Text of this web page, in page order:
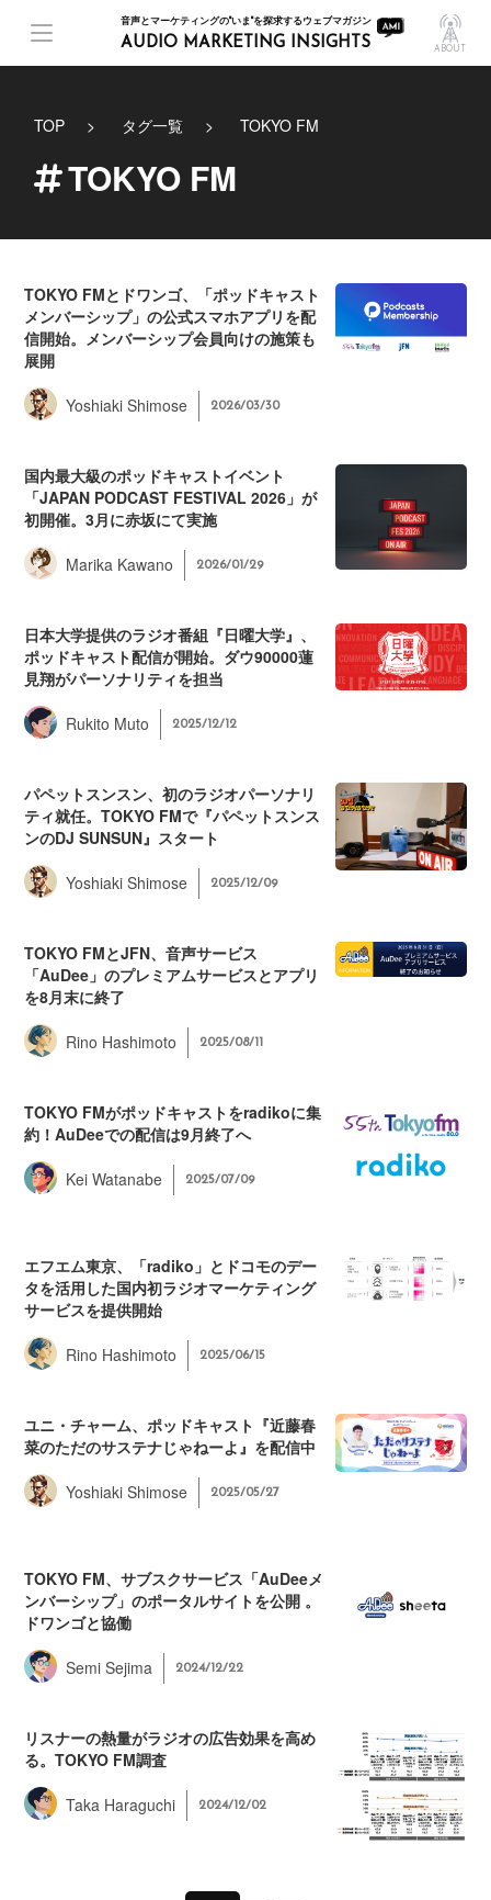
音声とマーケティングの"いま"を探求するウェブマガジン
AUDIO MARKETING INSIGHTS ABOUT
TOP タグ一覧 TOKYO FM
TOKYO FM
TOKYO FMとドワンゴ、「ポッドキャスト
メンバーシップ」の公式スマホアプリを配
信開始。メンバーシップ会員向けの施策も
展開
Yoshiaki Shimose 2026/03/30
国内最大級のポッドキャストイベント
「JAPAN PODCAST FESTIVAL 2026」が
初開催。3月に赤坂にて実施
Marika Kawano 2026/01/29
日本大学提供のラジオ番組『日曜大学』、
ポッドキャスト配信が開始。ダウ90000蓮
見翔がパーソナリティを担当
Rukito Muto 2025/12/12
パペットスンスン、初のラジオパーソナリ
ティ就任。TOKYO FMで『パペットスンス
ンのDJ SUNSUN』スタート
Yoshiaki Shimose 2025/12/09
TOKYO FMとJFN、音声サービス
「AuDee」のプレミアムサービスとアプリ
を8月末に終了
Rino Hashimoto 2025/08/11
TOKYO FMがポッドキャストをradikoに集
約！AuDeeでの配信は9月終了へ
Kei Watanabe 2025/07/09
エフエム東京、「radiko」とドコモのデー
タを活用した国内初ラジオマーケティング
サービスを提供開始
Rino Hashimoto 2025/06/15
ユニ・チャーム、ポッドキャスト『近藤春
菜のただのサステナじゃねーよ』を配信中
Yoshiaki Shimose 2025/05/27
TOKYO FM、サブスクサービス「AuDeeメ
ンバーシップ」のポータルサイトを公開 。
ドワンゴと協働
Semi Sejima 2024/12/22
リスナーの熱量がラジオの広告効果を高め
る。TOKYO FM調査
Taka Haraguchi 2024/12/02